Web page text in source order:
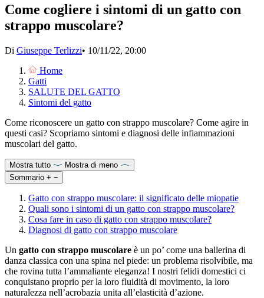
Come cogliere i sintomi di un gatto con
strappo muscolare?
Di Giuseppe Terlizzi• 10/11/22, 20:00
Home
Gatti
SALUTE DEL GATTO
Sintomi del gatto
Come riconoscere un gatto con strappo muscolare? Come agire in
questi casi? Scopriamo sintomi e diagnosi delle infiammazioni
muscolari del gatto.
Mostra tutto
Mostra di meno
Sommario + −
Gatto con strappo muscolare: il significato delle miopatie
Quali sono i sintomi di un gatto con strappo muscolare?
Cosa fare in caso di gatto con strappo muscolare?
Diagnosi di gatto con strappo muscolare
Un gatto con strappo muscolare è un po’ come una ballerina di
danza classica con una spina nel piede: un problema risolvibile, ma
che rovina tutta l’ammaliante eleganza! I nostri felidi domestici ci
conquistano proprio per la loro fluidità di movimento, la loro
naturalezza nell’acrobazia unita all’elasticità d’azione.